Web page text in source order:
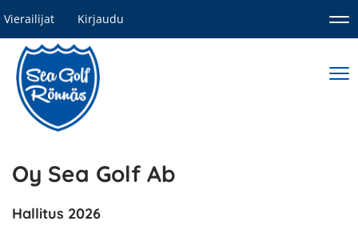
Vierailijat Kirjaudu
Oy Sea Golf Ab
Hallitus 2026